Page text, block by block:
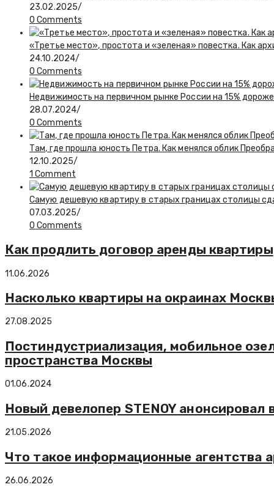
23.02.2025/
0 Comments
«Третье место», простота и «зеленая» повестка. Как
24.10.2024/
0 Comments
Недвижимость на первичном рынке России на 15%
28.07.2024/
0 Comments
Там, где прошла юность Петра. Как менялся облик
12.10.2025/
1 Comment
Самую дешевую квартиру в старых границах столицы
07.03.2025/
0 Comments
Как продлить договор аренды квартиры
11.06.2026
Насколько квартиры на окраинах
27.08.2025
Постиндустриализация, мобильное
пространства Москвы
01.06.2024
Новый девелопер STENOY анонсировал
21.05.2026
Что такое информационные агентства
26.06.2026